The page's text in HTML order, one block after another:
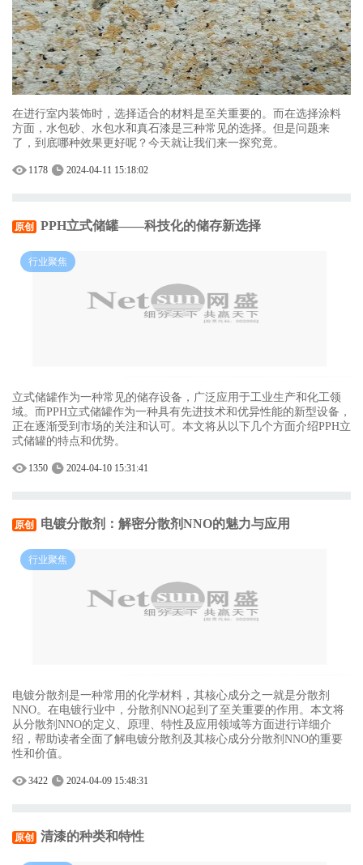
在进行室内装饰时，选择适合的材料是至关重要的。而在选择涂料
方面，水包砂、水包水和真石漆是三种常见的选择。但是问题来
了，到底哪种效果更好呢？今天就让我们来一探究竟。
1178 2024-04-11 15:18:02
原创 PPH立式储罐——科技化的储存新选择
行业聚焦
立式储罐作为一种常见的储存设备，广泛应用于工业生产和化工领
域。而PPH立式储罐作为一种具有先进技术和优异性能的新型设备，
正在逐渐受到市场的关注和认可。本文将从以下几个方面介绍PPH立
式储罐的特点和优势。
1350 2024-04-10 15:31:41
原创 电镀分散剂：解密分散剂NNO的魅力与应用
行业聚焦
电镀分散剂是一种常用的化学材料，其核心成分之一就是分散剂
NNO。在电镀行业中，分散剂NNO起到了至关重要的作用。本文将
从分散剂NNO的定义、原理、特性及应用领域等方面进行详细介
绍，帮助读者全面了解电镀分散剂及其核心成分分散剂NNO的重要
性和价值。
3422 2024-04-09 15:48:31
原创 清漆的种类和特性